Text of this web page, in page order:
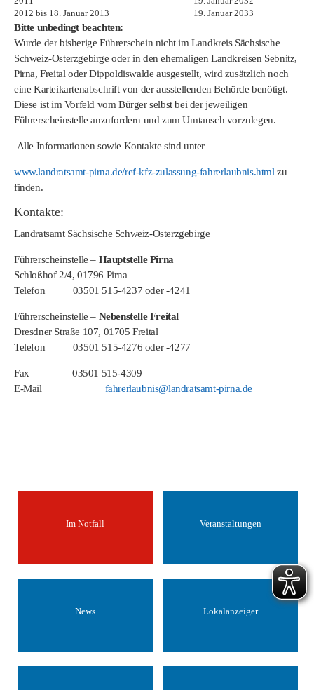
2012 bis 18. Januar 2013
19. Januar 2033
Bitte unbedingt beachten:
Wurde der bisherige Führerschein nicht im Landkreis Sächsische
Schweiz-Osterzgebirge oder in den ehemaligen Landkreisen Sebnitz,
Pirna, Freital oder Dippoldiswalde ausgestellt, wird zusätzlich noch
eine Karteikartenabschrift von der ausstellenden Behörde benötigt.
Diese ist im Vorfeld vom Bürger selbst bei der jeweiligen
Führerscheinstelle anzufordern und zum Umtausch vorzulegen.
Alle Informationen sowie Kontakte sind unter
www.landratsamt-pirna.de/ref-kfz-zulassung-fahrerlaubnis.html zu
finden.
Kontakte:
Landratsamt Sächsische Schweiz-Osterzgebirge
Führerscheinstelle – Hauptstelle Pirna
Schloßhof 2/4, 01796 Pirna
Telefon 03501 515-4237 oder -4241
Führerscheinstelle – Nebenstelle Freital
Dresdner Straße 107, 01705 Freital
Telefon 03501 515-4276 oder -4277
Fax 03501 515-4309
E-Mail fahrerlaubnis@landratsamt-pirna.de
Im Notfall Veranstaltungen
News Lokalanzeiger